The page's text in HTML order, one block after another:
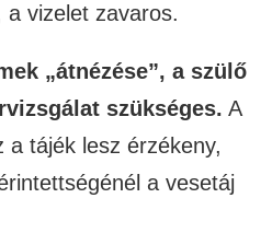
vizelet zavaros.
„átnézése”, a szülő
szükséges. A
a tájék lesz érzékeny,
a vesetáj